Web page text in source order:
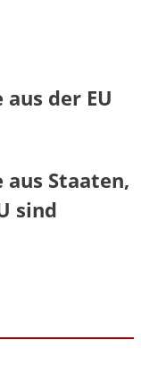
der EU
Staaten,
sind